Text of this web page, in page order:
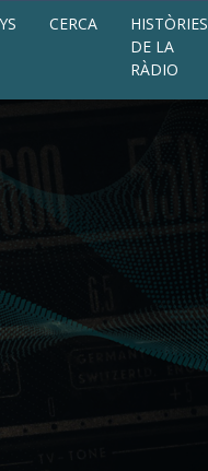
CERCA
HISTÒRIES
DE LA
RÀDIO